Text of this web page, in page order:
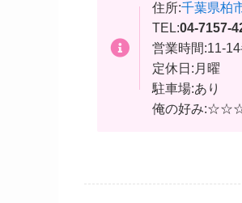
住所:千葉県柏
TEL:04-7157-
営業時間:11-
定休日:月曜
駐車場:あり
俺の好み